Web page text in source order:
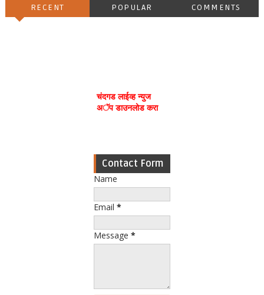
RECENT POPULAR COMMENTS
चंदगड लाईव्ह न्युज
अॅप डाउनलोड करा
Contact Form
Name
Email *
Message *